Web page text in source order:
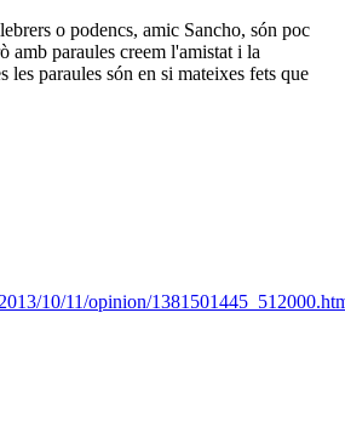
o podencs, amic Sancho, són poc
amb paraules creem l'amistat i la
les paraules són en si mateixes fets que
10/11/opinion/